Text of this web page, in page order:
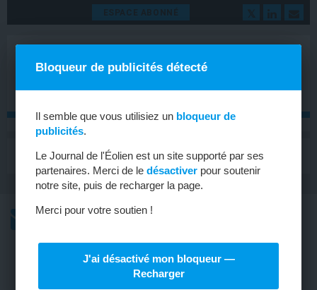
ESPACE ABONNÉ
MENU
L’ACTU
ÉOLIEN
En Allemagne, des pales d’éoliennes
Bloqueur de publicités détecté
Il semble que vous utilisiez un bloqueur de
publicités.
Le Journal de l'Éolien est un site supporté par ses
partenaires. Merci de ledésactiver pour soutenir
notre site, puis de recharger la page.
Merci pour votre soutien !
J'ai désactivé mon bloqueur —
Recharger